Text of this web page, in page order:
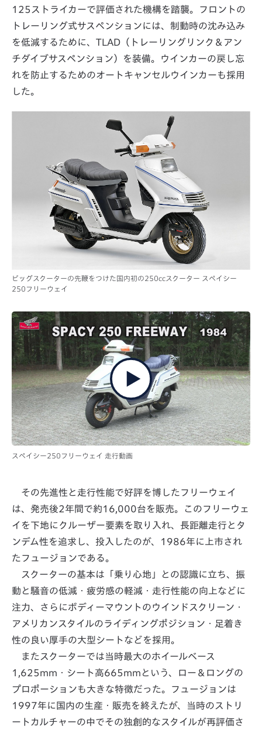
125ストライカーで評価された機構を踏襲。フロントの
トレーリング式サスペンションには、制動時の沈み込み
を低減するために、TLAD（トレーリングリンク＆アン
チダイブサスペンション）を装備。ウインカーの戻し忘
れを防止するためのオートキャンセルウインカーも採用
した。
ビッグスクーターの先鞭をつけた国内初の250ccスクーター スペイシー
250フリーウェイ
スペイシー250フリーウェイ 走行動画
その先進性と走行性能で好評を博したフリーウェイ
は、発売後2年間で約16,000台を販売。このフリーウェ
イを下地にクルーザー要素を取り入れ、長距離走行とタ
ンデム性を追求し、投入したのが、1986年に上市され
たフュージョンである。
スクーターの基本は「乗り心地」との認識に立ち、振
動と騒音の低減・疲労感の軽減・走行性能の向上などに
注力、さらにボディーマウントのウインドスクリーン・
アメリカンスタイルのライディングポジション・足着き
性の良い厚手の大型シートなどを採用。
またスクーターでは当時最大のホイールベース
1,625mm・シート高665mmという、ロー＆ロングの
プロポーションも大きな特徴だった。フュージョンは
1997年に国内の生産・販売を終えたが、当時のストリ
ートカルチャーの中でその独創的なスタイルが再評価さ